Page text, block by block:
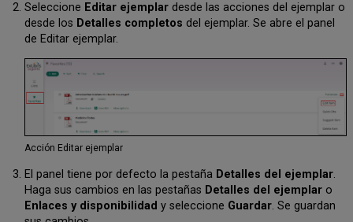
Seleccione Editar ejemplardesde las acciones del ejemplar o
desde los Detalles completos del ejemplar. Se abre el panel
de Editar ejemplar.
Acción Editar ejemplar
El panel tiene por defecto la pestaña Detalles del ejemplar.
Haga sus cambios en las pestañas Detalles del ejemplaro
Enlaces y disponibilidad y seleccione Guardar. Se guardan